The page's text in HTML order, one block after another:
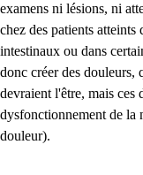
examens ni lésions, ni
chez des patients
intestinaux ou dans
donc créer des douleurs,
devraient l'être, mais ces
dysfonctionnement de la
douleur).